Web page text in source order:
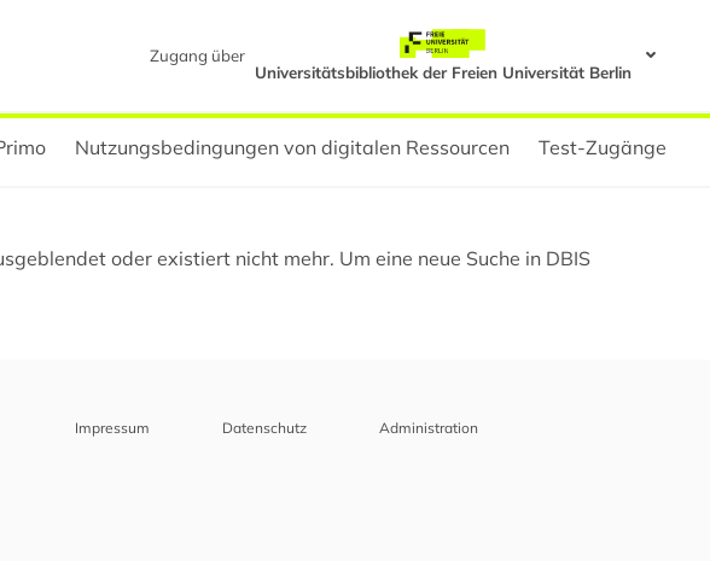
Zugang über
Universitätsbibliothek der Freien Universität Berlin
Nutzungsbedingungen von digitalen Ressourcen Test-Zugänge
oder existiert nicht mehr. Um eine neue Suche in DBIS
Impressum Datenschutz Administration